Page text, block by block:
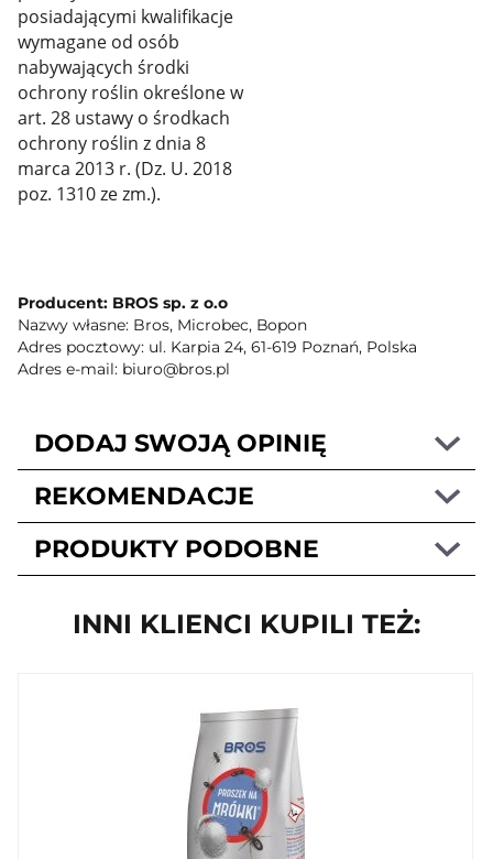
posiadającymi kwalifikacje
wymagane od osób
nabywających środki
ochrony roślin określone w
art. 28 ustawy o środkach
ochrony roślin z dnia 8
marca 2013 r. (Dz. U. 2018
poz. 1310 ze zm.).
Producent: BROS sp. z o.o
Nazwy własne: Bros, Microbec, Bopon
Adres pocztowy: ul. Karpia 24, 61-619 Poznań, Polska
Adres e-mail: biuro@bros.pl
DODAJ SWOJĄ OPINIĘ
REKOMENDACJE
PRODUKTY PODOBNE
INNI KLIENCI KUPILI TEŻ: